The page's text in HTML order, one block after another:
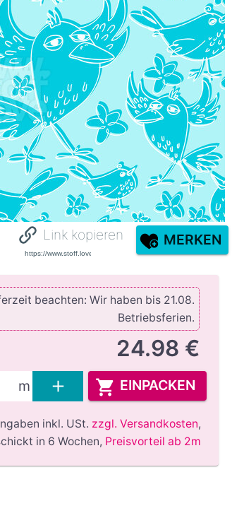
Link kopieren MERKEN
beachten: Wir haben bis 21.08.
Betriebsferien.
24.98 €
m EINPACKEN
inkl. USt. zzgl. Versandkosten,
in 6 Wochen, Preisvorteil ab 2m